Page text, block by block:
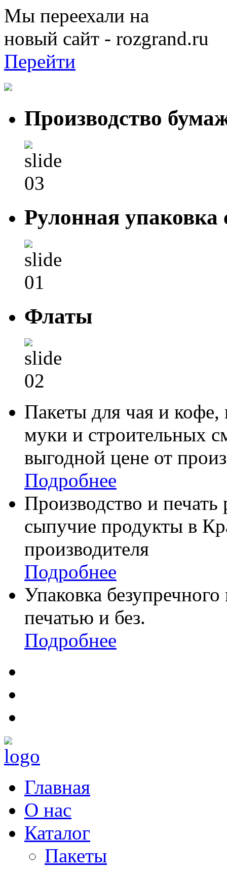
Мы переехали на
новый сайт - rozgrand.ru
Перейти
Производство
Рулонная упаковка
Флаты
Пакеты для чая и
муки и строительных
выгодной цене от
Подробнее
Производство и
сыпучие продукты в
производителя
Подробнее
Упаковка
печатью и без.
Подробнее
Главная
О нас
Каталог
Пакеты